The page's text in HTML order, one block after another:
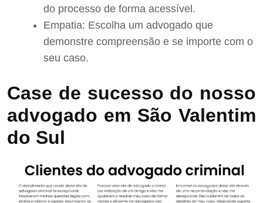
do processo de forma acessível.
Empatia: Escolha um advogado que
demonstre compreensão e se importe com o
seu caso.
Case de sucesso do nosso
advogado em São Valentim
do Sul